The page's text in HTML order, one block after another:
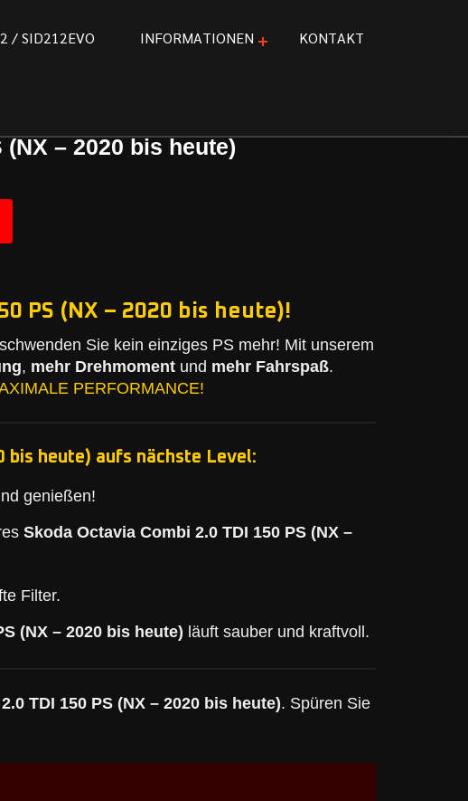
2 / SID21 2EVO INFORMATIONEN KONTAKT
– 2020 bis heute)
PS (NX – 2020 bis heute)!
Sie kein einziges PS mehr! Mit unserem
, mehr Drehmoment und mehr Fahrspaß.
PERFORMANCE!
bis heute) aufs nächste Level:
genießen!
Skoda Octavia Combi 2.0 TDI 150 PS (NX –
Filter.
(NX – 2020 bis heute) läuft sauber und kraftvoll.
TDI 150 PS (NX – 2020 bis heute). Spüren Sie